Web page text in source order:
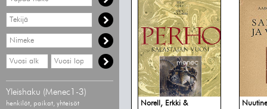
haku
Hae
tekijää
Hae
nimekettä
Hae
vähimmäisvuosi
Hae
enimmäisvuosi
Yleishaku (Menec1-3)
henkilöt, paikat, yhteisöt
Norell, Erkki &